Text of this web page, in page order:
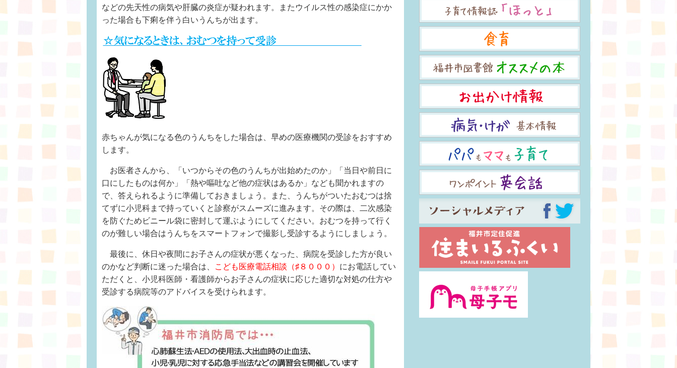
などの先天性の病気や肝臓の炎症が疑われます。またウイルス性の感染症にかか
った場合も下痢を伴う白いうんちが出ます。
赤ちゃんが気になる色のうんちをした場合は、早めの医療機関の受診をおすすめ
します。
お医者さんから、「いつからその色のうんちが出始めたのか」「当日や前日に
口にしたものは何か」「熱や嘔吐など他の症状はあるか」なども聞かれますの
で、答えられるように準備しておきましょう。また、うんちがついたおむつは捨
てずに小児科まで持っていくと診察がスムーズに進みます。その際は、二次感染
を防ぐためビニール袋に密封して運ぶようにしてください。おむつを持って行く
のが難しい場合はうんちをスマートフォンで撮影し受診するようにしましょう。
最後に、休日や夜間にお子さんの症状が悪くなった、病院を受診した方が良い
のかなど判断に迷った場合は、
こども医療電話相談（♯８０００） にお電話してい
ただくと、小児科医師・看護師からお子さんの症状に応じた適切な対処の仕方や
受診する病院等のアドバイスを受けられます。